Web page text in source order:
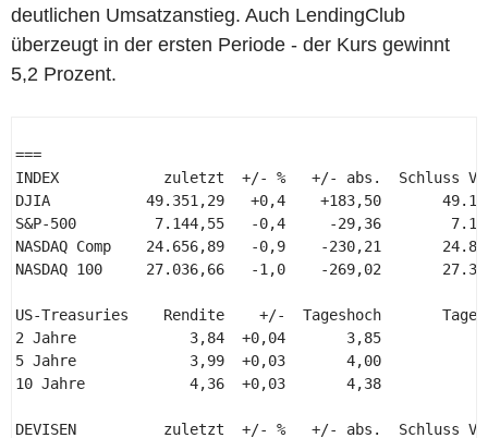
deutlichen Umsatzanstieg. Auch LendingClub
überzeugt in der ersten Periode - der Kurs gewinnt
5,2 Prozent.
===
INDEX            zuletzt  +/- %   +/- abs.  Schluss
DJIA           49.351,29   +0,4    +183,50
S&P-500         7.144,55   -0,4     -29,36
NASDAQ Comp    24.656,89   -0,9    -230,21
NASDAQ 100     27.036,66   -1,0    -269,02
US-Treasuries    Rendite    +/-  Tageshoch
2 Jahre             3,84  +0,04       3,85
5 Jahre             3,99  +0,03       4,00
10 Jahre            4,36  +0,03       4,38
DEVISEN          zuletzt  +/- %   +/- abs.  Schluss